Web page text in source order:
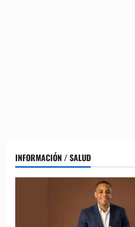
INFORMACIÓN / SALUD